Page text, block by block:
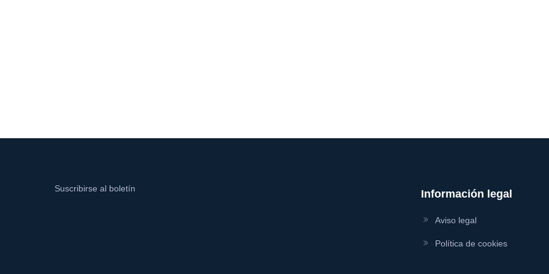
Suscribirse al boletín Información legal
Aviso legal
Política de cookies